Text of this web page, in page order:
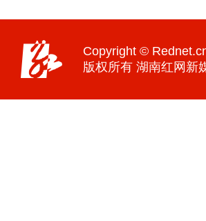
Copyright ©
版权所有 湖南红网新